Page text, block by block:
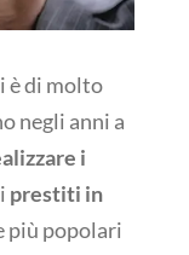
è di molto
negli anni a
i
prestiti in
più popolari